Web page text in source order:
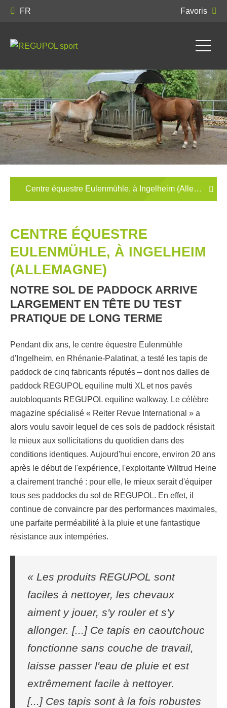
FR Favoris
Centre équestre Eulenmühle, à Ingelheim (Allemagne)
CENTRE ÉQUESTRE
EULENMÜHLE, À INGELHEIM
(ALLEMAGNE)
NOTRE SOL DE PADDOCK ARRIVE
LARGEMENT EN TÊTE DU TEST
PRATIQUE DE LONG TERME
Pendant dix ans, le centre équestre Eulenmühle
d'Ingelheim, en Rhénanie-Palatinat, a testé les tapis de
paddock de cinq fabricants réputés – dont nos dalles de
paddock REGUPOL equiline multi XL et nos pavés
autobloquants REGUPOL equiline walkway. Le célèbre
magazine spécialisé « Reiter Revue International » a
alors voulu savoir lequel de ces sols de paddock résistait
le mieux aux sollicitations du quotidien dans des
conditions identiques. Aujourd'hui encore, environ 20 ans
après le début de l'expérience, l'exploitante Wiltrud Heine
a clairement tranché : pour elle, le mieux serait d'équiper
tous ses paddocks du sol de REGUPOL. En effet, il
continue de convaincre par des performances maximales,
une parfaite perméabilité à la pluie et une fantastique
résistance aux intempéries.
« Les produits REGUPOL sont
faciles à nettoyer, les chevaux
aiment y jouer, s'y rouler et s'y
allonger. [...] Ce tapis en caoutchouc
fonctionne sans couche de travail,
laisse passer l'eau de pluie et est
extrêmement facile à nettoyer.
[...] Ces tapis sont à la fois robustes